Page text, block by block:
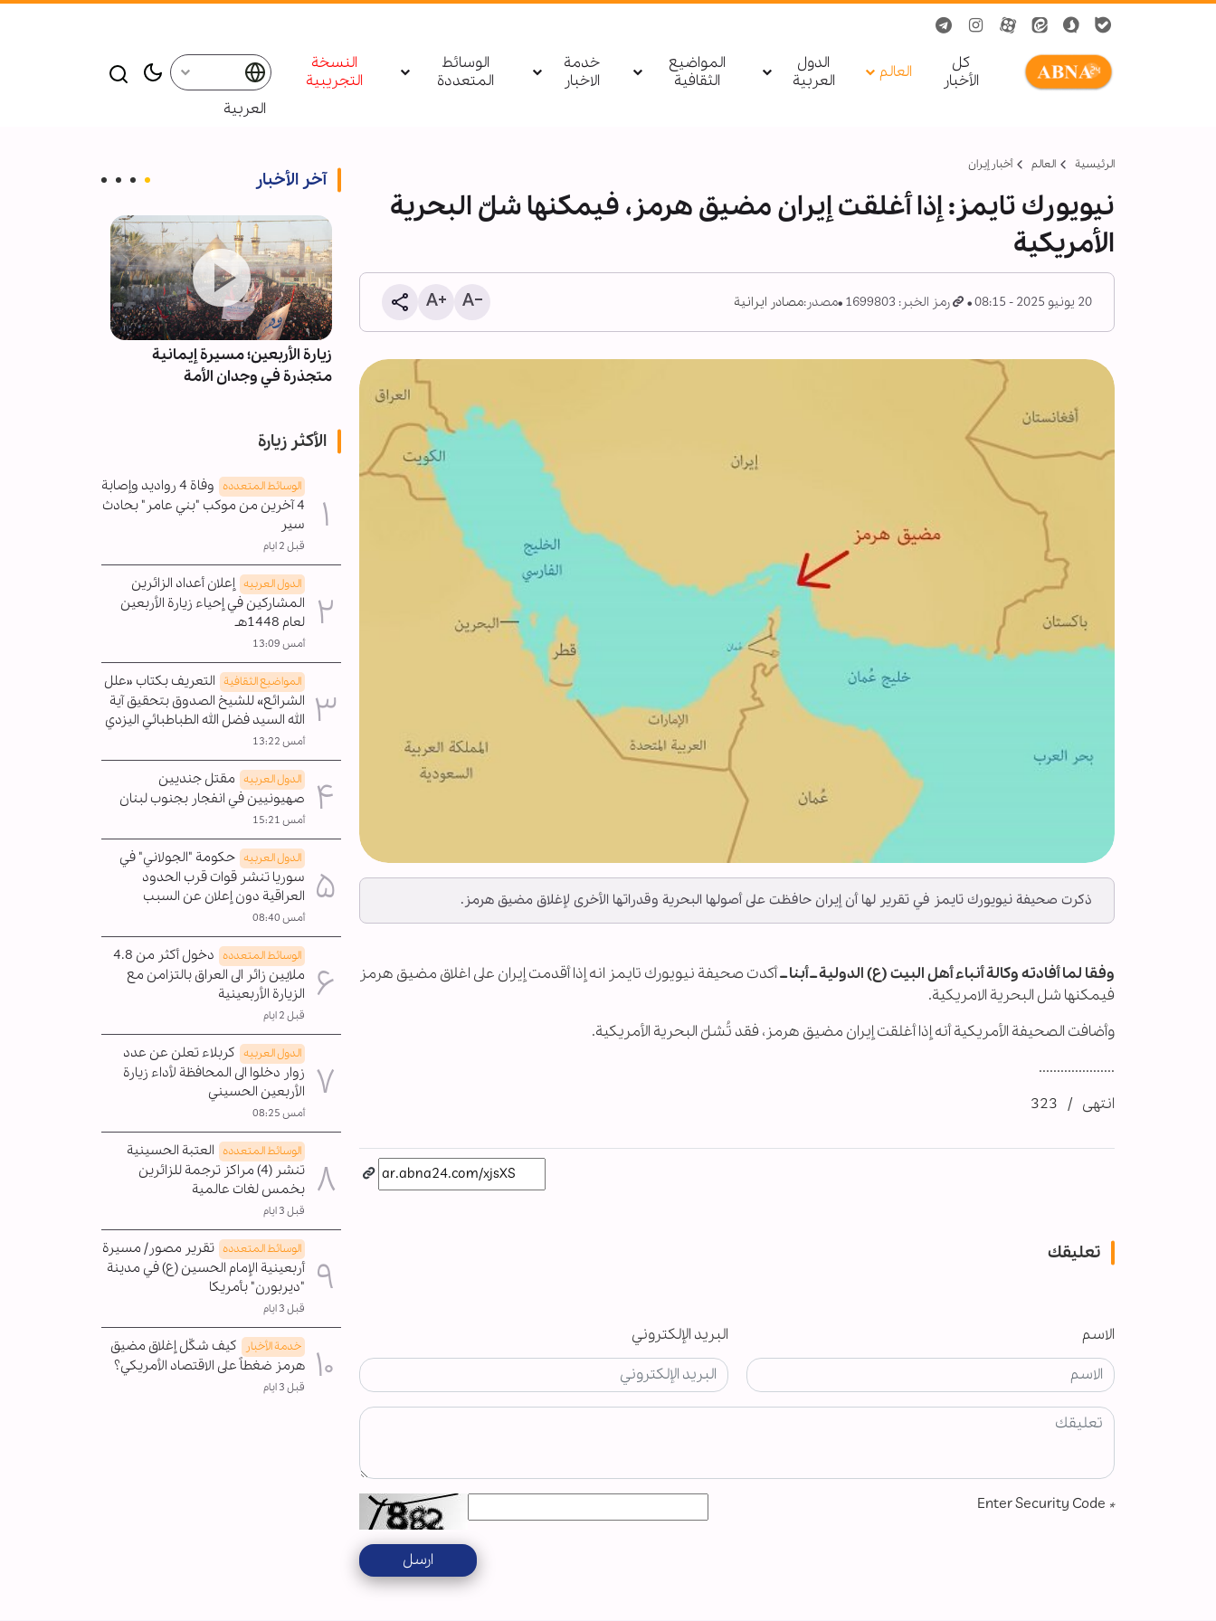
کل
الأخبار
العالم
الدول
العربیة
المواضيع
الثقافية
خدمة
الاخبار
الوسائط
المتعددة
النسخة
التجريبية
العربية
الرئيسية العالم أخبار إيران
نيويورك تايمز: إذا أغلقت إيران مضيق هرمز، فيمكنها شلّ البحرية
الأمريكية
20 يونيو 2025 - 08:15 رمز الخبر: 1699803 مصدر:مصادر ايرانية
ذكرت صحيفة نيويورك تايمز في تقرير لها أن إيران حافظت على أصولها البحرية وقدراتها الأخرى لإغلاق مضيق هرمز.
وفقا لما أفادته وكالة أنباء أهل البيت (ع) الدولية ــ أبنا ــأكدت صحيفة نيويورك تايمز انه إذا أقدمت إيران على اغلاق مضيق هرمز
فيمكنها شل البحرية الامريكية.
وأضافت الصحيفة الأمريكية أنه إذا أغلقت إيران مضيق هرمز، فقد تُشلّ البحرية الأمريكية.
.....................
انتهى / 323
تعليقك
الاسم البريد الإلكتروني
*
ارسل
آخر الأخبار
الأربعين الحسيني؛ منصة عالمية
زيارة الأربعين؛ مسيرة إيمانية
متجذرة في وجدان الأمة
الأكثر زيارة
الوسائط المتعدده
وفاة 4 رواديد وإصابة
4 آخرين من موكب "بني عامر" بحادث
سير
قبل 2 ايام
الدول العربیه إعلان أعداد الزائرين
المشاركين في إحياء زيارة الأربعين
لعام 1448هـ
أمس 13:09
المواضیع الثقافية التعريف بكتاب «علل
الشرائع» للشيخ الصدوق بتحقيق آية
الله السيد فضل الله الطباطبائي اليزدي
أمس 13:22
الدول العربیه مقتل جنديين
صهيونيين في انفجار بجنوب لبنان
أمس 15:21
الدول العربیه حكومة "الجولاني" في
سوريا تنشر قوات قرب الحدود
العراقية دون إعلان عن السبب
أمس 08:40
الوسائط المتعدده
دخول أكثر من 4.8
ملايين زائر الى العراق بالتزامن مع
الزيارة الأربعينية
قبل 2 ايام
الدول العربیه كربلاء تعلن عن عدد
زوار دخلوا الى المحافظة لأداء زيارة
الأربعين الحسيني
أمس 08:25
الوسائط المتعدده العتبة الحسينية
تنشر (4) مراكز ترجمة للزائرين
بخمس لغات عالمية
قبل 3 ايام
الوسائط المتعدده تقرير مصور/ مسيرة
أربعينية الإمام الحسين (ع) في مدينة
"ديربورن" بأمريكا
قبل 3 ايام
خدمة الأخبار
كيف شكّل إغلاق مضيق
هرمز ضغطاً على الاقتصاد الأمريكي؟
قبل 3 ايام